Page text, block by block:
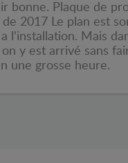
bonne. Plaque de
2017 Le plan est
l'installation. Mais
y est arrivé sans
une grosse heure.